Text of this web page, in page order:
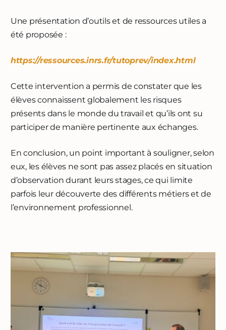
Une présentation d’outils et de ressources utiles a
été proposée :
https://ressources.inrs.fr/tutoprev/index.html
Cette intervention a permis de constater que les
élèves connaissent globalement les risques
présents dans le monde du travail et qu’ils ont su
participer de manière pertinente aux échanges.
En conclusion, un point important à souligner, selon
eux, les élèves ne sont pas assez placés en situation
d’observation durant leurs stages, ce qui limite
parfois leur découverte des différents métiers et de
l’environnement professionnel.